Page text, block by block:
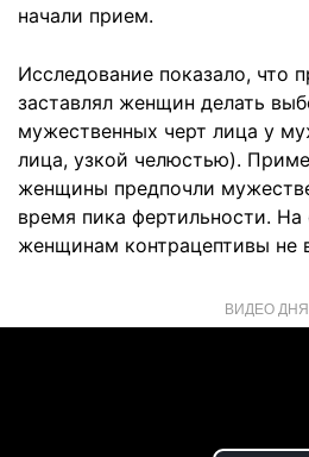
начали прием.
Исследование показало, что
заставлял женщин делать
мужественных черт лица у
лица, узкой челюстью).
женщины предпочли
время пика фертильности. На
женщинам контрацептивы не
ВИДЕО ДНЯ